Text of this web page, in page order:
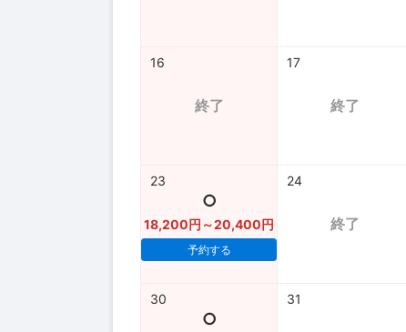
16
終了
17
終了
23
○
18,200円～20,400円
予約する
24
終了
30
○
31